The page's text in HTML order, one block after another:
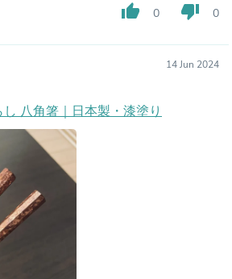
thumb_up 0 thumb_down 0
14 Jun 2024
八角箸｜日本製・漆塗り